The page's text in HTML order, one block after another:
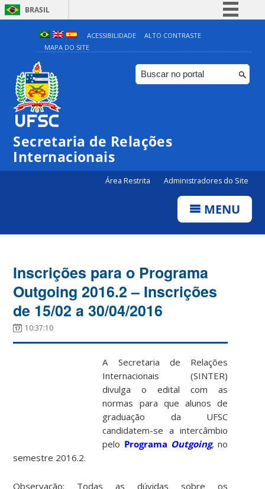
BRASIL
Simplifique!
Comunica BR
Participe
ACESSIBILIDADE
ALTO CONTRASTE
MAPA DO SITE
Secretaria de Relações
Internacionais
Área Restrita Administradores do Site
MENU
Inscrições para o Programa
Outgoing 2016.2 – Inscrições
de 15/02 a 30/04/2016
10:37:10
A Secretaria de Relações
Internacionais (SINTER)
divulga o edital com as
normas para que alunos de
graduação da UFSC
candidatem-se a intercâmbio
pelo Programa Outgoing, no
semestre 2016.2.
Observação: Todas as dúvidas sobre os